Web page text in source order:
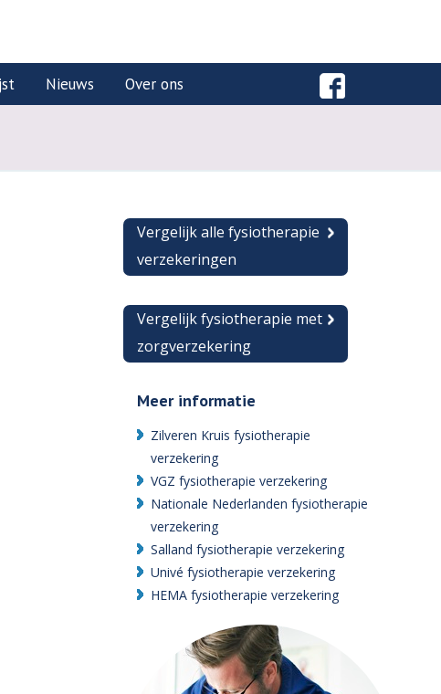
Nieuws Over ons
Vergelijk alle fysiotherapie
verzekeringen
Vergelijk fysiotherapie met
zorgverzekering
Meer informatie
Zilveren Kruis fysiotherapie
verzekering
VGZ fysiotherapie verzekering
Nationale Nederlanden fysiotherapie
verzekering
Salland fysiotherapie verzekering
Univé fysiotherapie verzekering
HEMA fysiotherapie verzekering